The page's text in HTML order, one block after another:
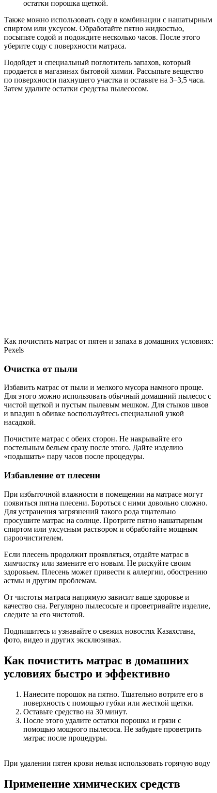
остатки порошка щеткой.
Также можно использовать соду в комбинации с нашатырным
спиртом или уксусом. Обработайте пятно жидкостью,
посыпьте содой и подождите несколько часов. После этого
уберите соду с поверхности матраса.
Подойдет и специальный поглотитель запахов, который
продается в магазинах бытовой химии. Рассыпьте вещество
по поверхности пахнущего участка и оставьте на 3–3,5 часа.
Затем удалите остатки средства пылесосом.
Как почистить матрас от пятен и запаха в домашних условиях:
Pexels
Очистка от пыли
Избавить матрас от пыли и мелкого мусора намного проще.
Для этого можно использовать обычный домашний пылесос с
чистой щеткой и пустым пылевым мешком. Для стыков швов
и впадин в обивке воспользуйтесь специальной узкой
насадкой.
Почистите матрас с обеих сторон. Не накрывайте его
постельным бельем сразу после этого. Дайте изделию
«подышать» пару часов после процедуры.
Избавление от плесени
При избыточной влажности в помещении на матрасе могут
появиться пятна плесени. Бороться с ними довольно сложно.
Для устранения загрязнений такого рода тщательно
просушите матрас на солнце. Протрите пятно нашатырным
спиртом или уксусным раствором и обработайте мощным
пароочистителем.
Если плесень продолжит проявляться, отдайте матрас в
химчистку или замените его новым. Не рискуйте своим
здоровьем. Плесень может привести к аллергии, обострению
астмы и другим проблемам.
От чистоты матраса напрямую зависит ваше здоровье и
качество сна. Регулярно пылесосьте и проветривайте изделие,
следите за его чистотой.
Подпишитесь и узнавайте о свежих новостях Казахстана,
фото, видео и других эксклюзивах.
Как почистить матрас в домашних
условиях быстро и эффективно
Нанесите порошок на пятно. Тщательно вотрите его в
поверхность с помощью губки или жесткой щетки.
Оставьте средство на 30 минут.
После этого удалите остатки порошка и грязи с
помощью мощного пылесоса. Не забудьте проветрить
матрас после процедуры.
При удалении пятен крови нельзя использовать горячую воду
Применение химических средств